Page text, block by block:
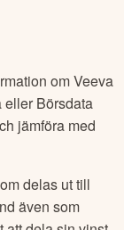
omVeeva
eller Börsdata
jämföra med
delas ut till
även som